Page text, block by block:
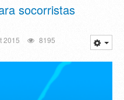
socorristas
2015 8195